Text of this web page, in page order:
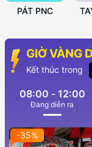
PÁT PNC
GIỜ VÀNG
Kết thúc trong
08:00 - 12:00
Ðang diễn ra
-35%